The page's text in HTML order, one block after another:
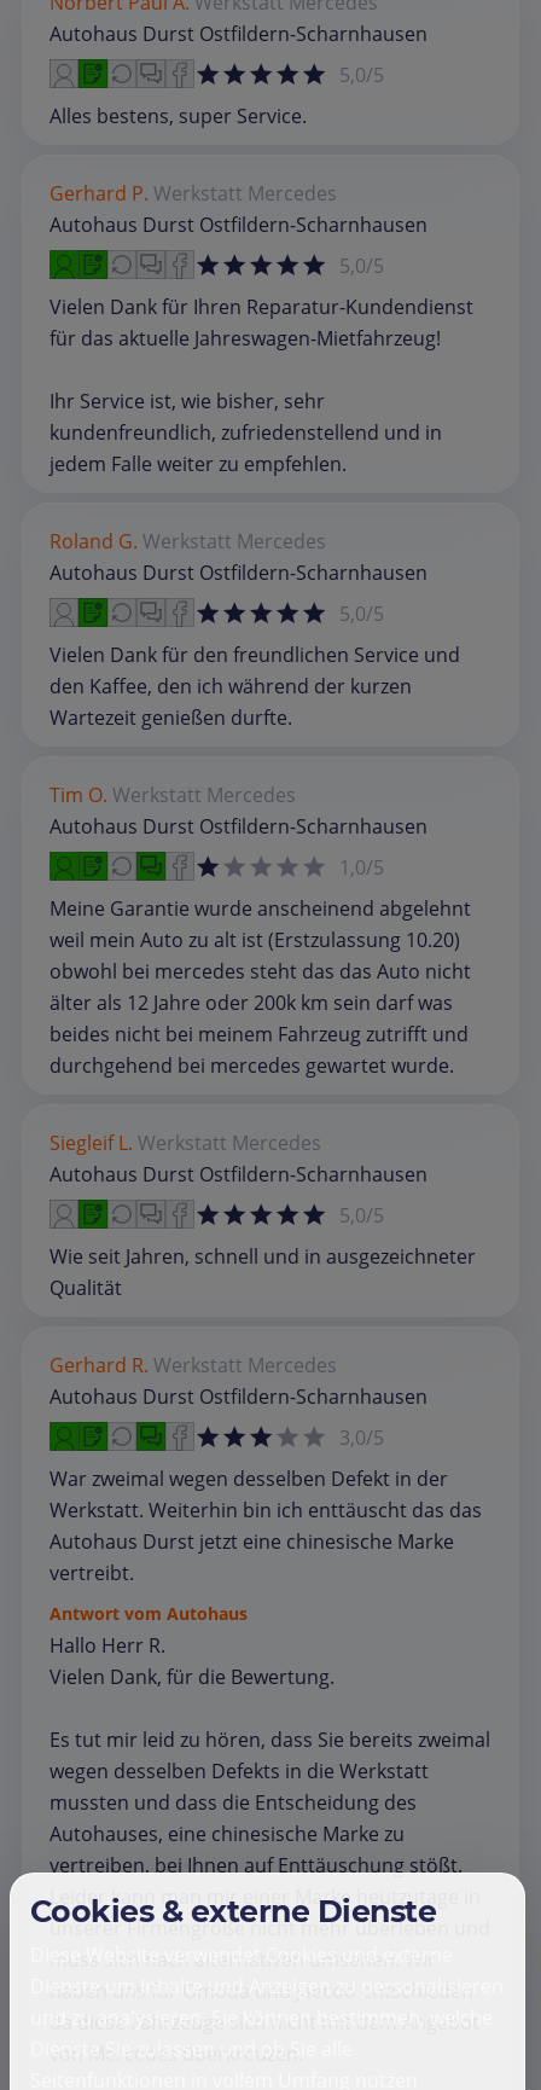
Autohaus Durst Ostfildern-Scharnhausen
5,0/5
Alles bestens, super Service.
Gerhard P. Werkstatt Mercedes
Autohaus Durst Ostfildern-Scharnhausen
5,0/5
Vielen Dank für Ihren Reparatur-Kundendienst
für das aktuelle Jahreswagen-Mietfahrzeug!
Ihr Service ist, wie bisher, sehr
kundenfreundlich, zufriedenstellend und in
jedem Falle weiter zu empfehlen.
Roland G. Werkstatt Mercedes
Autohaus Durst Ostfildern-Scharnhausen
5,0/5
Vielen Dank für den freundlichen Service und
den Kaffee, den ich während der kurzen
Wartezeit genießen durfte.
Tim O. Werkstatt Mercedes
Autohaus Durst Ostfildern-Scharnhausen
1,0/5
Meine Garantie wurde anscheinend abgelehnt
weil mein Auto zu alt ist (Erstzulassung 10.20)
obwohl bei mercedes steht das das Auto nicht
älter als 12 Jahre oder 200k km sein darf was
beides nicht bei meinem Fahrzeug zutrifft und
durchgehend bei mercedes gewartet wurde.
Siegleif L. Werkstatt Mercedes
Autohaus Durst Ostfildern-Scharnhausen
5,0/5
Wie seit Jahren, schnell und in ausgezeichneter
Qualität
Gerhard R. Werkstatt Mercedes
Autohaus Durst Ostfildern-Scharnhausen
3,0/5
War zweimal wegen desselben Defekt in der
Werkstatt. Weiterhin bin ich enttäuscht das das
Autohaus Durst jetzt eine chinesische Marke
vertreibt.
Antwort vom Autohaus
Hallo Herr R.
Vielen Dank, für die Bewertung.
Es tut mir leid zu hören, dass Sie bereits zweimal
wegen desselben Defekts in die Werkstatt
mussten und dass die Entscheidung des
Autohauses, eine chinesische Marke zu
vertreiben, bei Ihnen auf Enttäuschung stößt.
Leider kann man mir einer Marke heutzutage in
unserer Firmengröße nicht mehr überleben und
muss sich nach alternativen umsehen. Wir
haben uns für Omoda und Jaecoo entschieden
da diese Fahrzeuge sich nicht mit dem Angebot
von Mercedes überkreuzen.
Cookies & externe Dienste
Diese Website verwendet Cookies und externe
Dienste um Inhalte und Anzeigen zu personalisieren
und zu analysieren. Sie können bestimmen, welche
Dienste Sie zulassen und ob Sie alle